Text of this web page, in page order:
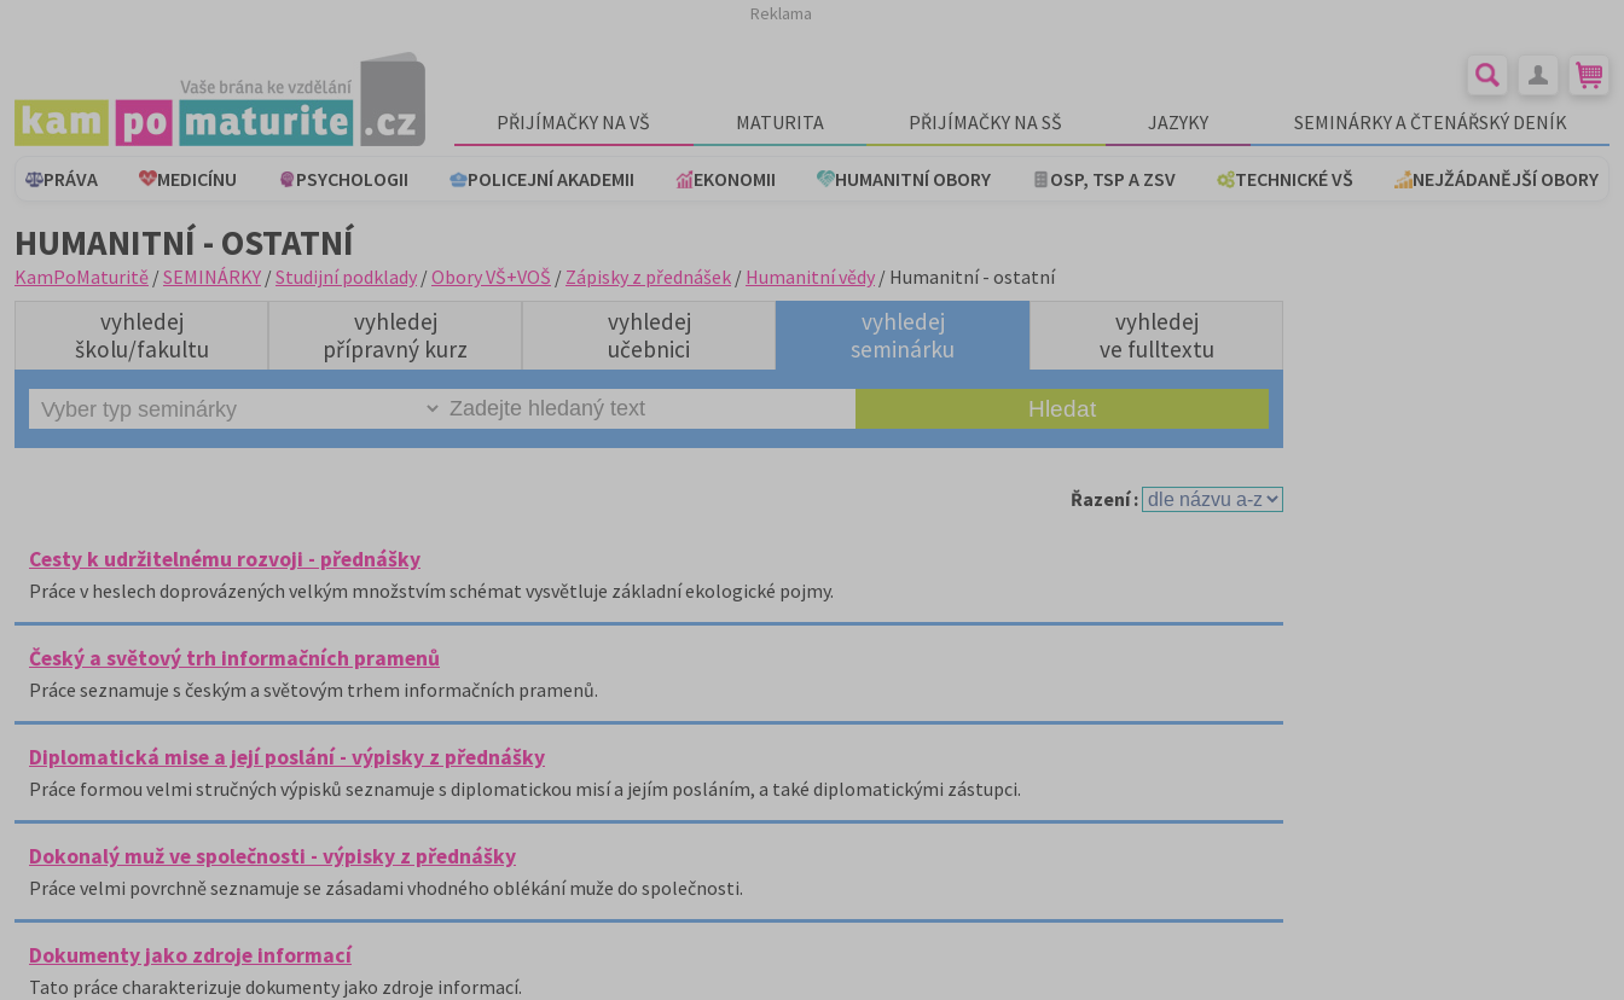
Reklama
PŘIJÍMAČKY NA VŠ MATURITA PŘIJÍMAČKY NA SŠ JAZYKY SEMINÁRKY A ČTENÁŘSKÝ DENÍK
PRÁVA MEDICÍNU PSYCHOLOGII POLICEJNÍ AKADEMII EKONOMII HUMANITNÍ OBORY OSP, TSP A ZSV TECHNICKÉ VŠ NEJŽÁDANĚJŠÍ OBORY
HUMANITNÍ - OSTATNÍ
KamPoMaturitě /SEMINÁRKY /Studijní podklady /Obory VŠ+VOŠ / Zápisky z přednášek / Humanitní vědy / Humanitní - ostatní
vyhledej
školu/fakultu
vyhledej
přípravný kurz
vyhledej
učebnici
vyhledej
seminárku
vyhledej
ve fulltextu
Řazení :
Cesty k udržitelnému rozvoji - přednášky
Práce v heslech doprovázených velkým množstvím schémat vysvětluje základní ekologické pojmy.
Český a světový trh informačních pramenů
Práce seznamuje s českým a světovým trhem informačních pramenů.
Diplomatická mise a její poslání - výpisky z přednášky
Práce formou velmi stručných výpisků seznamuje s diplomatickou misí a jejím posláním, a také diplomatickými zástupci.
Dokonalý muž ve společnosti - výpisky z přednášky
Práce velmi povrchně seznamuje se zásadami vhodného oblékání muže do společnosti.
Dokumenty jako zdroje informací
Tato práce charakterizuje dokumenty jako zdroje informací.